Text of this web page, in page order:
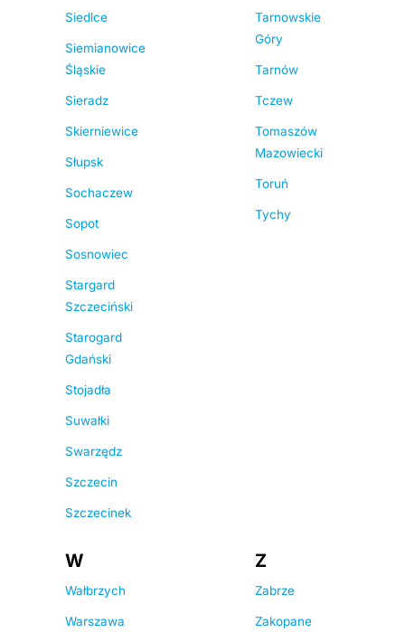
Siedlce
Siemianowice
Śląskie
Sieradz
Skierniewice
Słupsk
Sochaczew
Sopot
Sosnowiec
Stargard
Szczeciński
Starogard
Gdański
Stojadła
Suwałki
Swarzędz
Szczecin
Szczecinek
Tarnowskie
Góry
Tarnów
Tczew
Tomaszów
Mazowiecki
Toruń
Tychy
W
Wałbrzych
Warszawa
Z
Zabrze
Zakopane